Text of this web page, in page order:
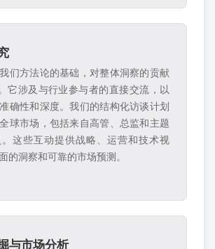
们方法论的基础，对整体洞察的贡献
它涉及与行业参与者的直接交流，以
确性和深度。我们的结构化访谈计划
球市场，包括来自高管、总监和主题
这些互动提供战略、运营和技术视
的洞察和可靠的市场预测。
与市场分析